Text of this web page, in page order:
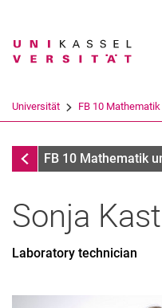
Suchbegriff
Universität FB 10
Personen
FB 10 Mathematik
Sonja
Laboratory technician